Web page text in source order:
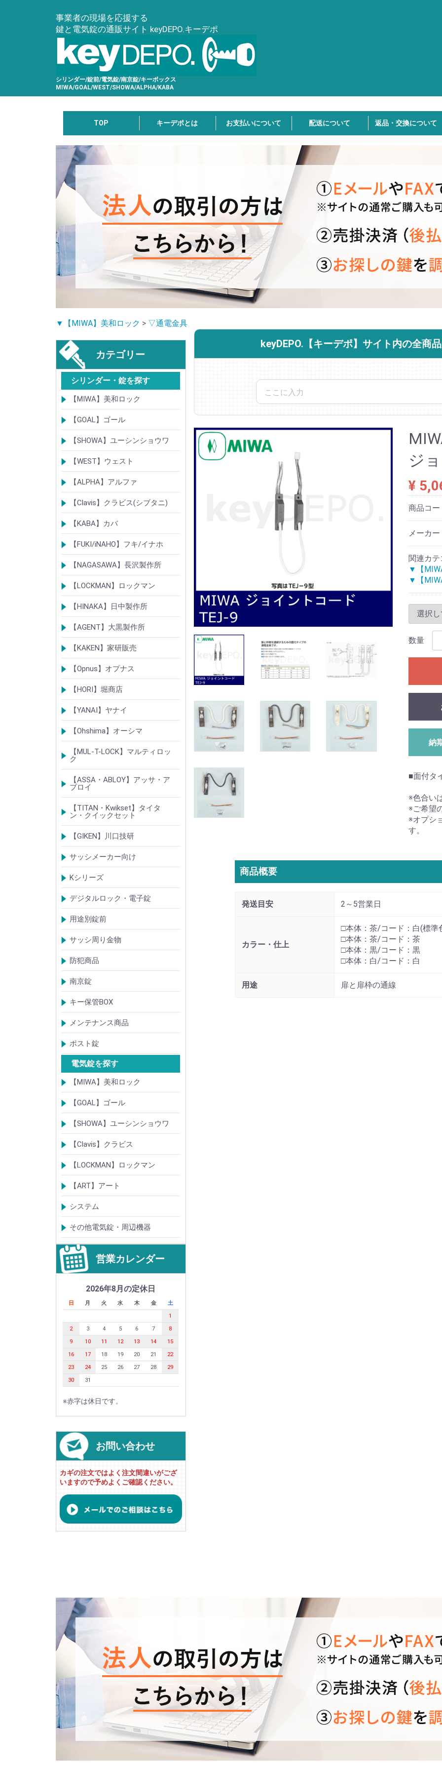
事業者の現場を応援する
鍵と電気錠の通販サイト keyDEPO.キーデポ
シリンダー/錠前/電気錠/南京錠/キーボックス
MIWA/GOAL/WEST/SHOWA/ALPHA/KABA
TOP キーデポとは お支払いについて 配送について 返品・交換について
▼【MIWA】美和ロック > ▽通電金具
カテゴリー
シリンダー・錠を探す
【MIWA】美和ロック
シリンダー
レバーハンドル錠
ケースロック
モノロック
本締錠
引戸錠
引違戸錠
ガラス扉錠
補助錠
グレモン錠
自動施錠錠
面付錠
内部錠
プッシュプル錠
キーレス錠
インダストリアルロック・カムロッ
ク
ポスト錠
ハンドル
サムターン
フロントプレート
ストライク
樹脂カバー・非常カバー
交換・補修錠前
交換・補修部材
M品番特殊錠(Kシリーズ)
その他
【GOAL】ゴール
シリンダー
錠
錠前部品
その他
【SHOWA】ユーシンショウワ
シリンダー
錠
その他
【WEST】ウェスト
シリンダー
錠
その他
【ALPHA】アルファ
シリンダー
錠
南京錠
【Clavis】クラビス(シブタニ)
シリンダー
錠
【KABA】カバ
シリンダー
錠・ロック製品
【FUKI/iNAHO】フキ/イナホ
TIERKEYシリンダー
ロック製品
【NAGASAWA】長沢製作所
シリンダー
古代・古代ネオ装飾錠
KEYLEX/キーレックス
レバーハンドルシリーズ
【LOCKMAN】ロックマン
メガクロスSPシリンダー
デジタルロック
【HINAKA】日中製作所
SEPA/HDSシリンダー
SEPA・AGE・GIAロック製品
【AGENT】大黒製作所
LSシリンダー
錠・ロック製品
【KAKEN】家研販売
ベルウェーブキー
ロック製品
【Opnus】オプナス
シリンダー
ロック製品
【HORI】堀商店
シリンダー
錠・ロック製品
【YANAI】ヤナイ
Rシリーズシリンダー
ロック製品
【Ohshima】オーシマ
シリンダー
錠・ロック製品
【MUL-T-LOCK】マルティロッ
ク
シリンダー
南京錠
【ASSA・ABLOY】アッサ・ア
ブロイ
シリンダー
ロック製品
【TITAN・Kwikset】タイタ
ン・クイックセット
シリンダー
錠
【GIKEN】川口技研
錠ケース/ラッチング
室内錠シリーズ
サッシメーカー向け
TOSTEMトステム(LIXILリクシル)
新日軽
三協(立山)アルミ
YKK
ミサワホーム
セキスイ
YAMAHA
ダイワハウス
松下電工・ナショナル住宅
不二サッシ
その他
Kシリーズ
【KH】アルミサッシ用引戸錠
【M】ミワ特殊錠
【G】ゴール特殊錠
【S】ショウワ特殊錠
【R】各社特殊錠
【MCY】ミワ取替用シリンダー
【GCY】ゴール取替用シリンダー
【SCY】ショウワ取替用シリンダー
【WCY】ウェスト取替用シリンダー
【ACY】アルファ取替用シリンダー
【KCY】コダイ取替用シリンダー
【KC】クレセントシリーズ
その他Kシリーズ
デジタルロック・電子錠
扉加工あり
扉加工なし(軽微な加工)
ICキー・タグ・カード
用途別錠前
アルミサッシ玄関引戸・引違戸錠
サムラッチ錠
浴室錠
補助錠
エンジンドア錠・ガラス扉錠
ケースハンドル錠
インダストリアルロック・カムロッ
ク
サッシ周り金物
ドアガード
ドアチェーン
クレセント錠
丁番
フランス落とし
ドアクローザ
防犯商品
防犯簡易錠
防犯サムターン
ガードプレート・Lフロント
その他
南京錠
【ALPHA】アルファ
【ABUS】アバス
その他
キー保管BOX
大型キーBOX
小型キーBOX
メンテナンス商品
鍵の潤滑剤
サッシ調整ツール
ポスト錠
【Tajima(MET)】
【DAIKEN】
【コーワソニア】
【キョーワナスタ】
【リンタツ】
その他
電気錠を探す
【MIWA】美和ロック
電気錠・電気ストライク
通電金具
制御器・操作器
電材・その他
BANシリーズ
非接触キー・IDカード
Raccessシリーズ
ノンタッチシリーズ
iELシリーズ
FKL・FeliCa・MIFARE
キースイッチ
補修品・代替品
【GOAL】ゴール
電気錠
通電金具
電気錠システム製品
キースイッチ
【SHOWA】ユーシンショウワ
電気錠・電気ストライク
電気錠システム製品
キースイッチ
【Clavis】クラビス
電気錠
電気錠システム製品
Tebra(ハンズフリー)
キースイッチ
【LOCKMAN】ロックマン
電磁式電気錠
電磁錠取付ブラケット
電気錠システム製品
【ART】アート
電気錠システム
入退管理システム
システム
テンキーシステム
静脈認証システム
ICカード認証システム
その他電気錠・周辺機器
営業カレンダー
2026年8月の定休日
日 月 火 水 木 金
土
1
2
3 4 5 6 7
8
9
10 11 12 13 14
15
16
17 18 19 20 21
22
23
24 25 26 27 28
29
30
31
※赤字は休日です。
お問い合わせ
カギの注文ではよく注文間違いがござ
いますので予めよくご確認ください。
keyDEPO.【キーデポ】サイト内の全商
ジ
¥
商品コ
メーカ
関連カテ
▼【
▼【
数量
納
■面付タ
※色合い
※ご希望
※オプシ
す。
商品概要
発送目安 2～5営業日
カラー・仕上
□本体：茶/コード：白(標準
□本体：茶/コード：茶
□本体：黒/コード：黒
□本体：白/コード：白
用途 扉と扉枠の通線